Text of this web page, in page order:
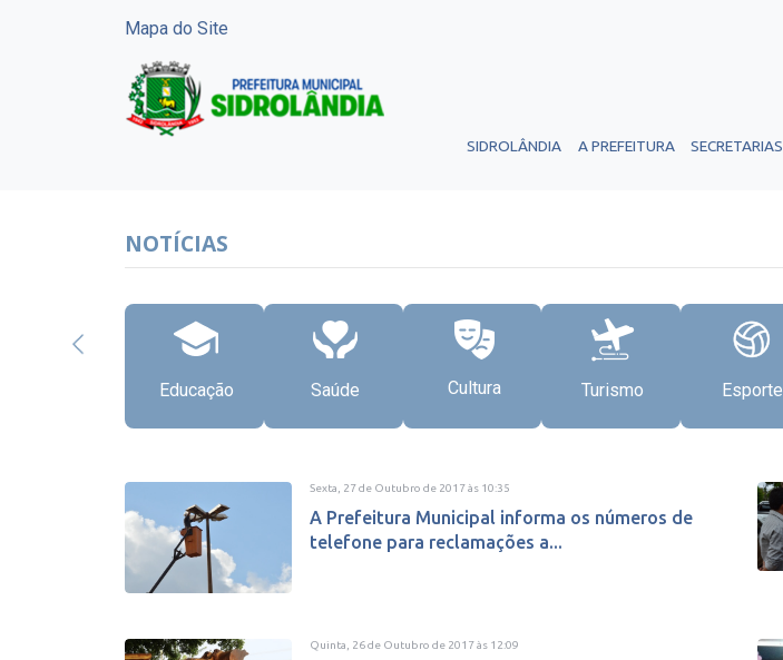
Mapa do Site
SIDROLÂNDIA A PREFEITURA SECRETARIAS
NOTÍCIAS
Educação Saúde Cultura Turismo Esporte
Sexta, 27 de Outubro de 2017às 10:35
A Prefeitura Municipal informa os números de
telefone para reclamações a...
Quinta, 26 de Outubro de 2017às 12:09